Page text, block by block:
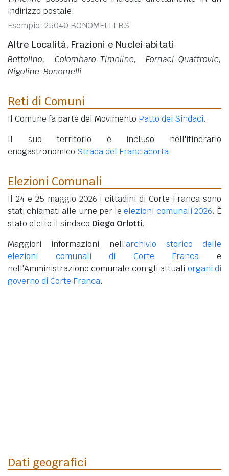
indirizzo postale.
Esempio: 25040 BONOMELLI BS
Altre Località, Frazioni e Nuclei abitati
Bettolino, Colombaro-Timoline, Fornaci-Quattrovie,
Nigoline-Bonomelli
Reti di Comuni
Il Comune fa parte del Movimento Patto dei Sindaci.
Il suo territorio è incluso nell'itinerario
enogastronomico Strada del Franciacorta.
Elezioni Comunali
Il 24 e 25 maggio 2026 i cittadini di Corte Franca sono
stati chiamati alle urne per leelezioni comunali 2026. È
stato eletto il sindaco Diego Orlotti.
Maggiori informazioni nell'archivio storico delle
elezioni comunali di Corte Franca e
nell'Amministrazione comunale con gli attuali organi di
governo di Corte Franca.
Dati geografici